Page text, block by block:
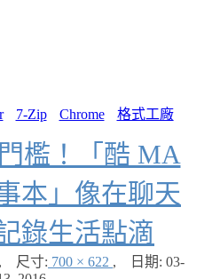
7-Zip Chrome 格式工廠
檻！「酷 MA
本」像在聊天
錄生活點滴
, 尺寸: 700 × 622 , 日期: 03-